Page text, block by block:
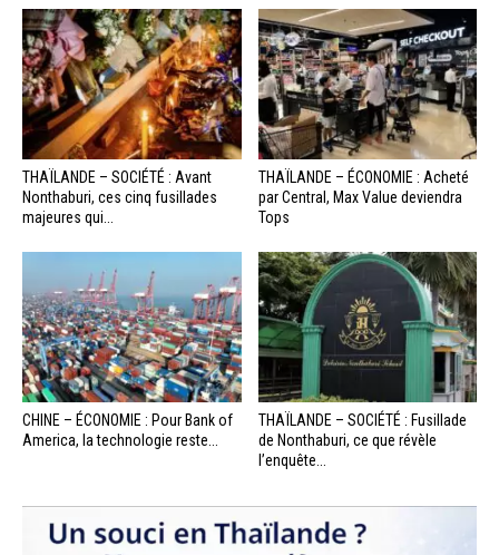
THAÏLANDE – SOCIÉTÉ : Avant
Nonthaburi, ces cinq fusillades
majeures qui...
THAÏLANDE – ÉCONOMIE : Acheté
par Central, Max Value deviendra
Tops
CHINE – ÉCONOMIE : Pour Bank of
America, la technologie reste...
THAÏLANDE – SOCIÉTÉ : Fusillade
de Nonthaburi, ce que révèle
l’enquête...